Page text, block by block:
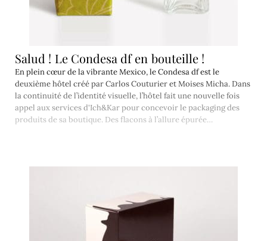
Salud ! Le Condesa df en bouteille !
En plein cœur de la vibrante Mexico, le Condesa df est le
deuxième hôtel créé par Carlos Couturier et Moises Micha. Dans
la continuité de l’identité visuelle, l’hôtel fait une nouvelle fois
appel aux services d'Ich&Kar pour concevoir le packaging des
produits de sa boutique. Des flacons à l’allure épurée…